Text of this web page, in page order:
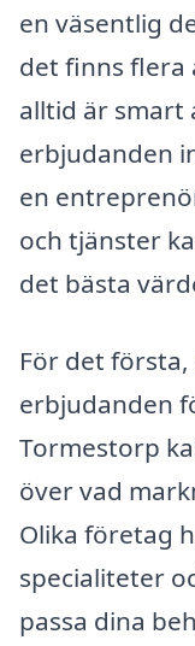
en väsentlig
det finns flera
alltid är smart
erbjudanden
en
och tjänster
det bästa
För det
erbjudanden
Tormestorp
över vad
Olika företag
specialiteter
passa dina